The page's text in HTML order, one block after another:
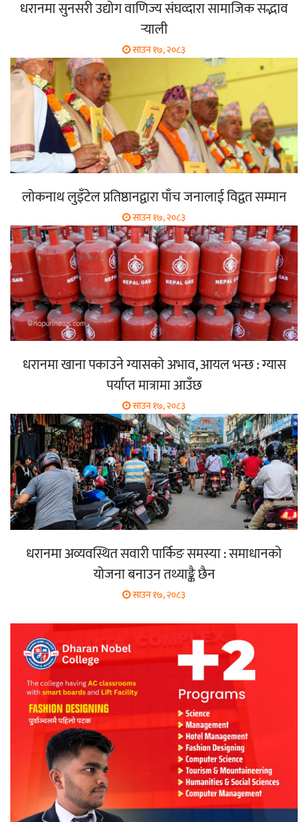
धरानमा सुनसरी उद्योग वाणिज्य संघव्दारा सामाजिक सद्भाव
र्‍याली
साउन १७, २०८३
लोकनाथ लुइँटेल प्रतिष्ठानद्वारा पाँच जनालाई विद्वत सम्मान
साउन १७, २०८३
धरानमा खाना पकाउने ग्यासको अभाव, आयल भन्छ : ग्यास
पर्याप्त मात्रामा आउँछ
साउन १७, २०८३
धरानमा अव्यवस्थित सवारी पार्किङ समस्या : समाधानको
योजना बनाउन तथ्याङ्कै छैन
साउन १७, २०८३